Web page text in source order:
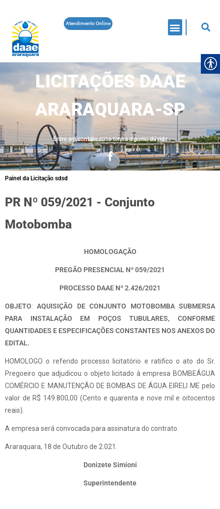
Atendimento Online
LICITAÇÕES DAAE
ARARAQUARA-SP
Entre em contato caso tenha alguma dúvida
Painel da Licitação sdsd
PR Nº 059/2021 - Conjunto
Motobomba
HOMOLOGAÇÃO
PREGÃO PRESENCIAL Nº 059/2021
PROCESSO DAAE Nº 2.426/2021
OBJETO:AQUISIÇÃO DE CONJUNTO MOTOBOMBA SUBMERSA
PARA INSTALAÇÃO EM POÇOS TUBULARES, CONFORME
QUANTIDADES E ESPECIFICAÇÕES CONSTANTES NOS ANEXOS DO
EDITAL.
HOMOLOGO o referido processo licitatório e ratifico o ato do Sr.
Pregoeiro que adjudicou o objeto licitado à empresa BOMBEÁGUA
COMÉRCIO E MANUTENÇÃO DE BOMBAS DE ÁGUA EIRELI ME pelo
valor de R$ 149.800,00 (Cento e quarenta e nove mil e oitocentos
reais).
A empresa será convocada para assinatura do contrato.
Araraquara, 18 de Outubro de 2.021.
Donizete Simioni
Superintendente